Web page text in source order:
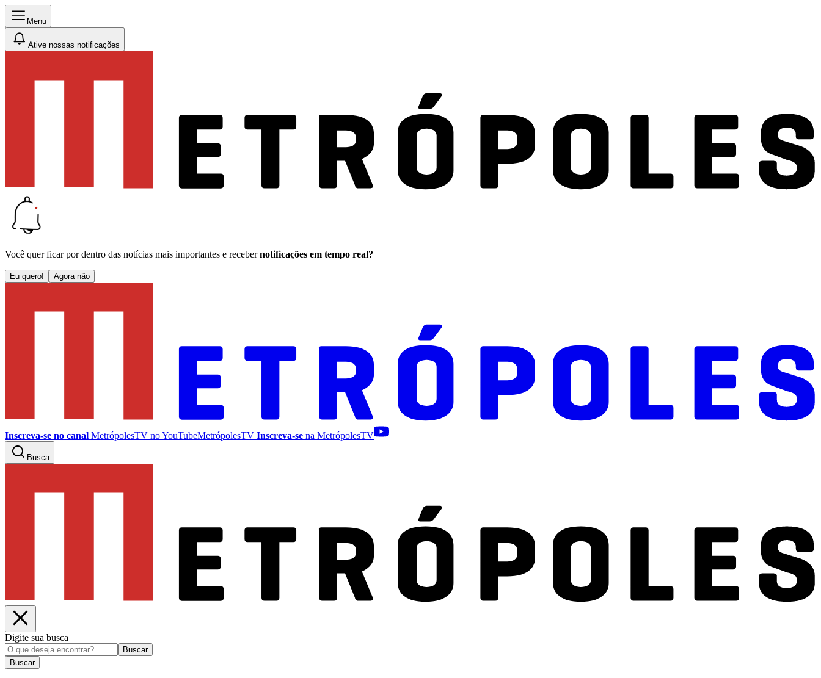
Menu
Ative nossas notificações
Você quer ficar por dentro das notícias mais importantes e receber notificações em tempo real?
Eu quero! Agora não
Inscreva-se no canal MetrópolesTV noYouTubeMetrópolesTV Inscreva-se na MetrópolesTV
Busca
Digite sua busca
Buscar
Buscar